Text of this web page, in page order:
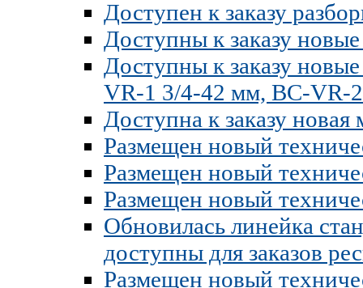
Доступен к заказу
Доступны к заказу
Доступны к заказу
VR-1 3/4-42 мм, BC-VR-
Доступна к заказу
Размещен новый
Размещен новый
Размещен новый
Обновилась линейка
доступны для заказов
Размещен новый